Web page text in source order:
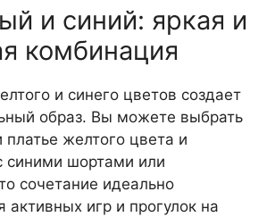
и синий: яркая и
комбинация
и синего цветов создает
образ. Вы можете выбрать
платье желтого цвета и
синими шортами или
сочетание идеально
активных игр и прогулок на